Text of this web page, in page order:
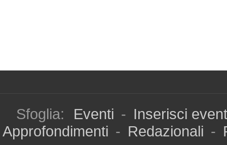
Sfoglia: Eventi - Inserisci
Approfondimenti - Redazionali -